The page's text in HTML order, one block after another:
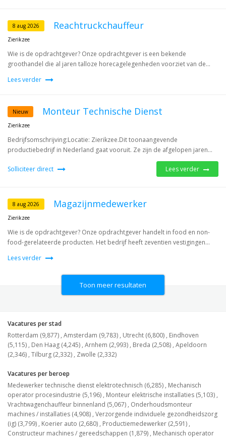
8 aug 2026 Reachtruckchauffeur
Zierikzee
Wie is de opdrachtgever? Onze opdrachtgever is een bekende
groothandel die al jaren talloze horecagelegenheden voorziet van de...
Lees verder
Nieuw Monteur Technische Dienst
Zierikzee
Bedrijfsomschrijving:Locatie: Zierikzee.Dit toonaangevende
productiebedrijf in Nederland gaat vooruit. Ze zijn de afgelopen jaren...
Solliciteer direct Lees verder
8 aug 2026 Magazijnmedewerker
Zierikzee
Wie is de opdrachtgever? Onze opdrachtgever handelt in food en non-
food-gerelateerde producten. Het bedrijf heeft zeventien vestigingen...
Lees verder
Toon meer resultaten
Vacatures per stad
Rotterdam (9,877) , Amsterdam (9,783) , Utrecht (6,800) , Eindhoven
(5,115) , Den Haag (4,245) , Arnhem (2,993) , Breda (2,508) , Apeldoorn
(2,346) , Tilburg (2,332) , Zwolle (2,332)
Vacatures per beroep
Medewerker technische dienst elektrotechnisch (6,285) , Mechanisch
operator procesindustrie (5,196) , Monteur elektrische installaties (5,103) ,
Vrachtwagenchauffeur binnenland (5,067) , Onderhoudsmonteur
machines / installaties (4,908) , Verzorgende individuele gezondheidszorg
(ig) (3,799) , Koerier auto (2,680) , Productiemedewerker (2,591) ,
Constructeur machines / gereedschappen (1,879) , Mechanisch operator